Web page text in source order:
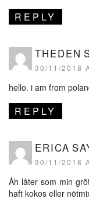
REPLY
THEDEN
30/11/2018
hello. i am from
REPLY
ERICA
30/11/2018
Åh låter som min
haft kokos eller